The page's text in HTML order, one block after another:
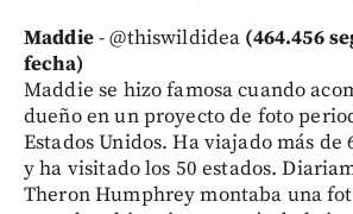
Maddie- @thiswildidea (464.456
fecha)
Maddie se hizo famosa cuando
dueño en un proyecto de foto
Estados Unidos. Ha viajado más
y ha visitado los 50 estados.
Theron Humphrey montaba una